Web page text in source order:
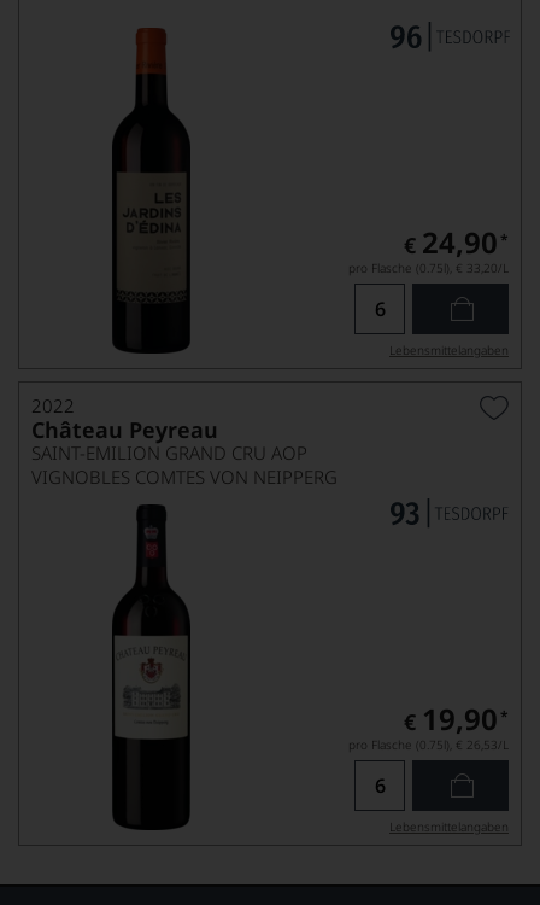
€ 24,90 *
pro Flasche (0.75l), € 33,20/L
Lebensmittel­angaben
2022
Château Peyreau
SAINT-EMILION GRAND CRU AOP
VIGNOBLES COMTES VON NEIPPERG
€ 19,90 *
pro Flasche (0.75l), € 26,53/L
Lebensmittel­angaben